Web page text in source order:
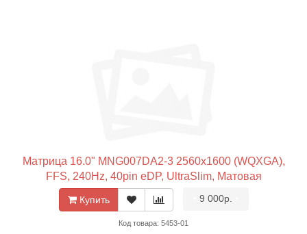
Матрица 16.0" MNG007DA2-3 2560x1600 (WQXGA),
FFS, 240Hz, 40pin eDP, UltraSlim, Матовая
Купить 9 000р.
Код товара: 5453-01